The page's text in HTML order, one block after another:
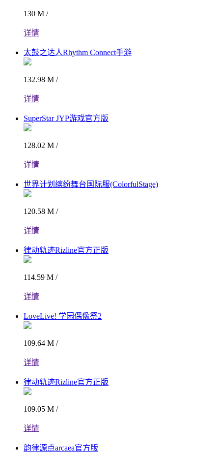
130 M /
详情
太鼓之达人Rhythm Connect手游
132.98 M /
详情
SuperStar JYP游戏官方版
128.02 M /
详情
世界计划缤纷舞台国际服(ColorfulStage)
120.58 M /
详情
律动轨迹Rizline官方正版
114.59 M /
详情
LoveLive! 学园偶像祭2
109.64 M /
详情
律动轨迹Rizline官方正版
109.05 M /
详情
韵律源点arcaea官方版